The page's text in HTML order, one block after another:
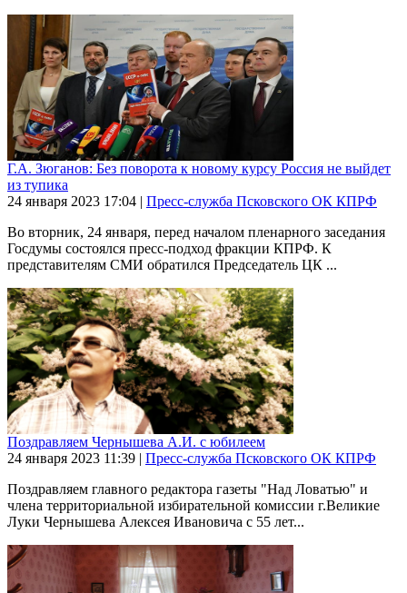
Г.А. Зюганов: Без поворота к новому курсу Россия не выйдет
из тупика
24 января 2023 17:04 | Пресс-служба Псковского ОК КПРФ
Во вторник, 24 января, перед началом пленарного заседания
Госдумы состоялся пресс-подход фракции КПРФ. К
представителям СМИ обратился Председатель ЦК ...
Поздравляем Чернышева А.И. с юбилеем
24 января 2023 11:39 | Пресс-служба Псковского ОК КПРФ
Поздравляем главного редактора газеты "Над Ловатью" и
члена территориальной избирательной комиссии г.Великие
Луки Чернышева Алексея Ивановича с 55 лет...